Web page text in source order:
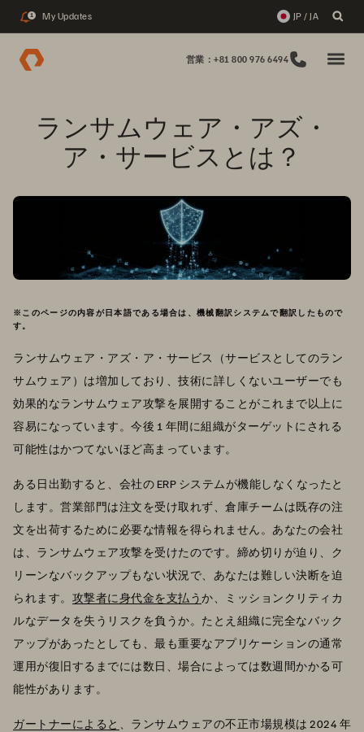
1 My Updates JP / JA
営業：+81 800 976 6494
ランサムウェア・アズ・
ア・サービスとは？
※このページの内容が日本語である場合は、機械翻訳システムで翻訳したもので
す。
ランサムウェア・アズ・ア・サービス（サービスとしてのラン
サムウェア）は増加しており、技術に詳しくないユーザーでも
効果的なランサムウェア攻撃を展開することがこれまで以上に
容易になっています。今後 1 年間に組織がターゲットにされる
可能性はかつてないほど高まっています。
ある日出勤すると、会社の ERP システムが機能しなくなったと
します。営業部門は注文を受け取れず、倉庫チームは既存の注
文を出荷するために必要な情報を得られません。あなたの会社
は、ランサムウェア攻撃を受けたのです。締め切りが迫り、ク
リーンなバックアップもない状況で、あなたは難しい決断を迫
られます。 攻撃者に身代金を支払うか、ミッションクリティカ
ルなデータを失うリスクを負うか。たとえ組織に完全なバック
アップがあったとしても、最も重要なアプリケーションの通常
運用が復旧するまでには数日、場合によっては数週間かかる可
能性があります。
ガートナーによると 、ランサムウェアの不正市場規模は 2024 年